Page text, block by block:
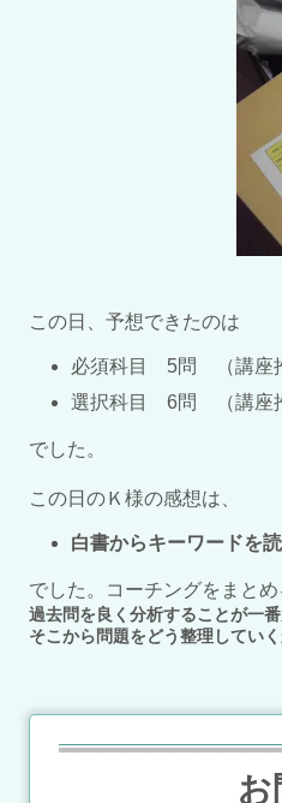
この日、予想できたのは
必須科目 5問 （講座
選択科目 6問 （講座
でした。
この日のＫ様の感想は、
白書からキーワードを
でした。コーチングをまと
過去問を良く分析することが一
そこから問題をどう整理してい
お